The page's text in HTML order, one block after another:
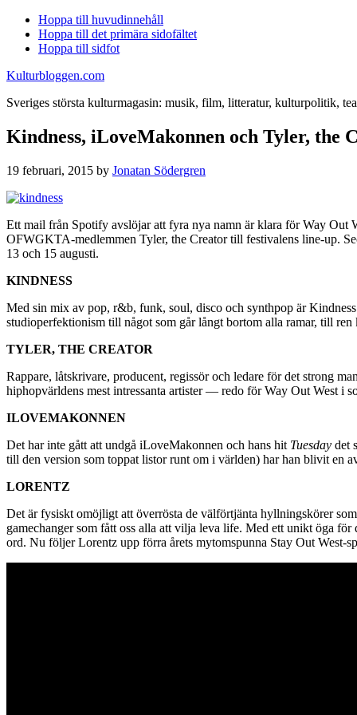
Hoppa till huvudinnehåll
Hoppa till det primära sidofältet
Hoppa till sidfot
Kulturbloggen.com
Sveriges största kulturmagasin: musik, film, litteratur, kulturpolitik,
Kindness, iLoveMakonnen och Tyler, the
19 februari, 2015 by Jonatan Södergren
Ett mail från Spotify avslöjar att fyra nya namn är klara för Way Out
OFWGKTA-medlemmen Tyler, the Creator till festivalens line-up.
13 och 15 augusti.
KINDNESS
Med sin mix av pop, r&b, funk, soul, disco och synthpop är
studioperfektionism till något som går långt bortom alla ramar, till ren
TYLER, THE CREATOR
Rappare, låtskrivare, producent, regissör och ledare för det strong
hiphopvärldens mest intressanta artister — redo för Way Out West i
ILOVEMAKONNEN
Det har inte gått att undgå iLoveMakonnen och hans hit Tuesday det
till den version som toppat listor runt om i världen) har han blivit en
LORENTZ
Det är fysiskt omöjligt att överrösta de välförtjänta hyllningskörer
gamechanger som fått oss alla att vilja leva life. Med ett unikt öga
ord. Nu följer Lorentz upp förra årets mytomspunna Stay Out West-